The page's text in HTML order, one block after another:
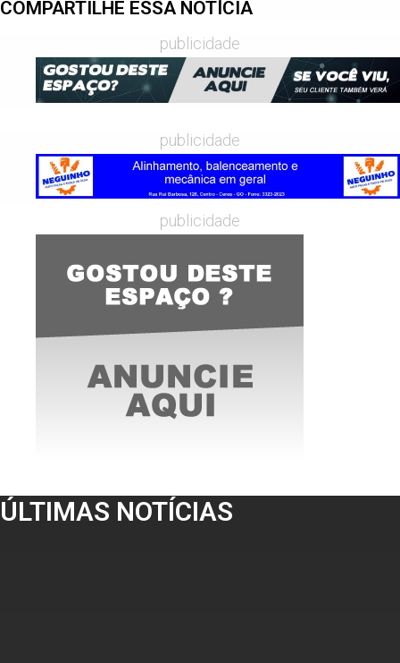
COMPARTILHE ESSA NOTÍCIA
publicidade
publicidade
publicidade
ÚLTIMAS NOTÍCIAS